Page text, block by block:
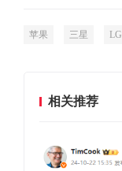
苹果 三星 LG
相关推荐